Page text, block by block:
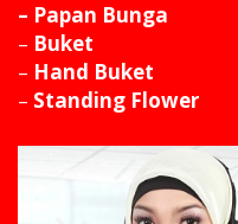
– Papan Bunga
– Buket
– Hand Buket
– Standing Flower